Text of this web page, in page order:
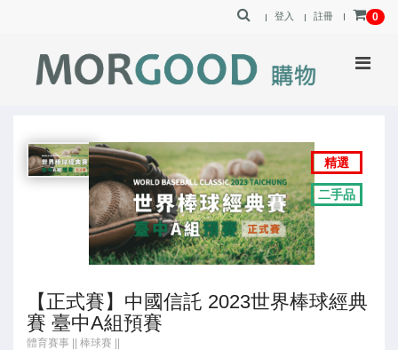
登入 註冊 0
精選
二手品
【正式賽】中國信託 2023世界棒球經典
賽 臺中A組預賽
體育賽事 || 棒球賽 ||